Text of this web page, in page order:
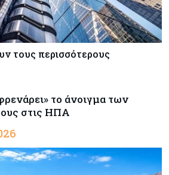
τους περισσότερους
το άνοιγμα των
στις ΗΠΑ